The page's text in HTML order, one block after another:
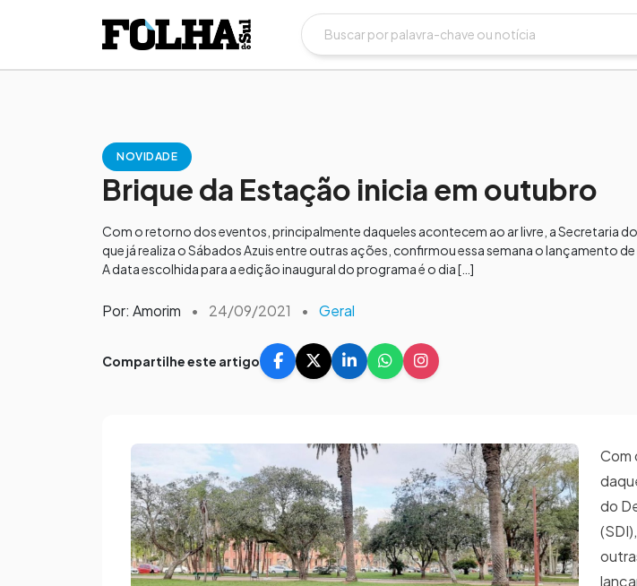
NOVIDADE
Brique da Estação inicia em outubro
Com o retorno dos eventos, principalmente daqueles acontecem ao ar livre, a Secretaria
que já realiza o Sábados Azuis entre outras ações, confirmou essa semana o lançamento
A data escolhida para a edição inaugural do programa é o dia […]
Por: Amorim • 24/09/2021 • Geral
Compartilhe este artigo
Com
do